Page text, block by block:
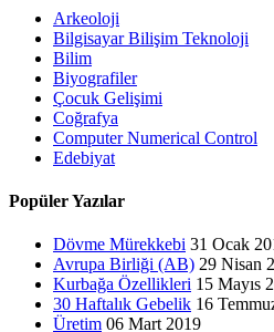
Arkeoloji
Bilgisayar Bilişim Teknoloji
Bilim
Biyografiler
Çocuk Gelişimi
Coğrafya
Computer Numerical Control
Edebiyat
Popüler Yazılar
Dövme Mürekkebi 31 Ocak
Avrupa Birliği (AB) 29 Nisan
Kurbağa Özellikleri 15 Mayıs
30 Haftalık Gebelik 16
Üretim 06 Mart 2019